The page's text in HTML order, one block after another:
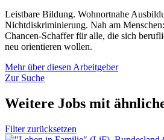
Leistbare Bildung. Wohnortnahe
Nichtdiskriminierung. Nah am
Chancen-Schaffer für alle, die sich
neu orientieren wollen.
Mehr über diesen Arbeitgeber
Zur Suche
Weitere Jobs mit
Filter zurücksetzen